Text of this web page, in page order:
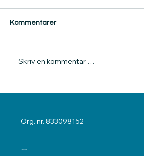
Klager ble ikke gitt medhold.
Kommentarer
Skriv en kommentar …
ELKLAGENEMNDA
Org. nr. 833098152
Kontakt oss